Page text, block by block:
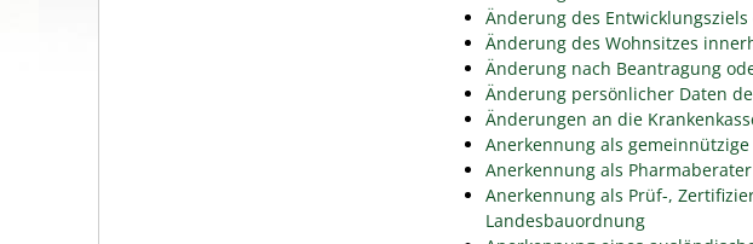
Änderung des
Änderung des Wohnsitzes
Änderung nach Beantragung
Änderung persönlicher Daten
Änderungen an die
Anerkennung als
Anerkennung als
Anerkennung als Prüf-,
Landesbauordnung